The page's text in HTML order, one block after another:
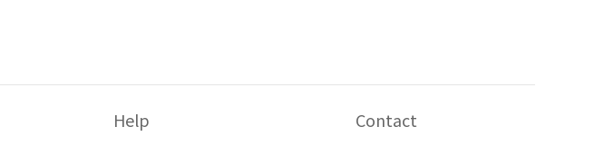
Help Contact